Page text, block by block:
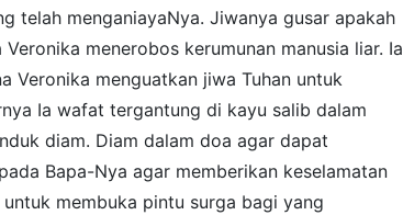
telah menganiayaNya. Jiwanya gusar apakah
menerobos kerumunan manusia liar. Ia
Veronika menguatkan jiwa Tuhan untuk
Ia wafat tergantung di kayu salib dalam
diam. Diam dalam doa agar dapat
Bapa-Nya agar memberikan keselamatan
membuka pintu surga bagi yang